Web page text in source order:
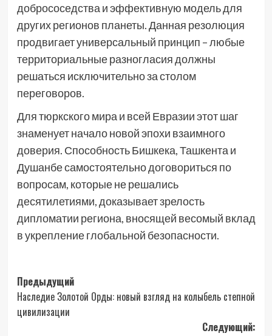
добрососедства и эффективную модель для
других регионов планеты. Данная резолюция
продвигает универсальный принцип – любые
территориальные разногласия должны
решаться исключительно за столом
переговоров.
Для тюркского мира и всей Евразии этот шаг
знаменует начало новой эпохи взаимного
доверия. Способность Бишкека, Ташкента и
Душанбе самостоятельно договориться по
вопросам, которые не решались
десятилетиями, доказывает зрелость
дипломатии региона, вносящей весомый вклад
в укрепление глобальной безопасности.
Навигация
записи
Предыдущий
Наследие Золотой Орды: новый взгляд на колыбель степной
цивилизации
Следующий: